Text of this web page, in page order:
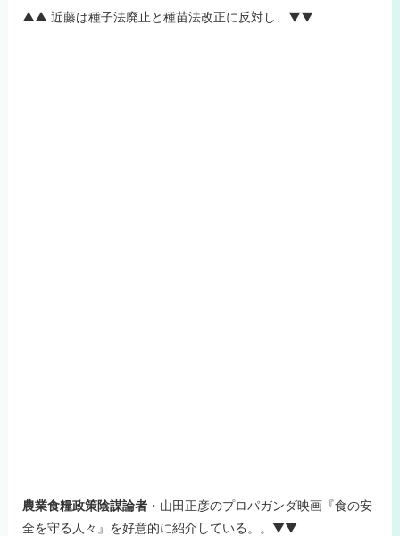
▲▲ 近藤は種子法廃止と種苗法改正に反対し、▼▼
農業食糧政策陰謀論者・山田正彦のプロパガンダ映画『食の安
全を守る人々』を好意的に紹介している。。▼▼